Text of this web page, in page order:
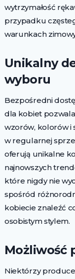
wytrzymałość
przypadku
warunkach
Unikalny
wyboru
Bezpośredni
dla kobiet
wzorów, kolorów i
w regularnej
oferują unikalne
najnowszych
które nigdy nie
spośród
kobiecie znaleźć
osobistym stylem.
Możliwość
Niektórzy